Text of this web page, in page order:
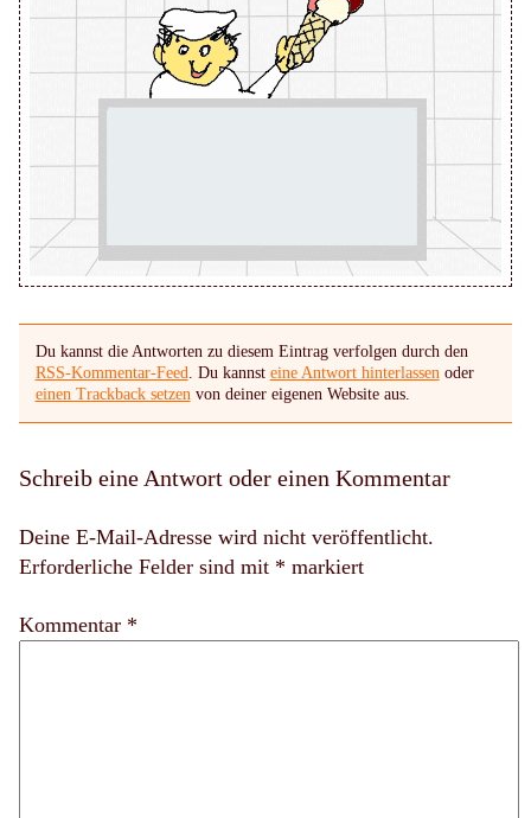
Du kannst die Antworten zu diesem Eintrag verfolgen durch den
RSS-Kommentar-Feed
. Du kannst eine Antwort hinterlassen oder
einen Trackback setzen von deiner eigenen Website aus.
Schreib eine Antwort oder einen Kommentar
Deine E-Mail-Adresse wird nicht veröffentlicht.
Erforderliche Felder sind mit * markiert
Kommentar *